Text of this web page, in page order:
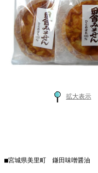
拡大表示
■宮城県美里町 鎌田味噌醤油